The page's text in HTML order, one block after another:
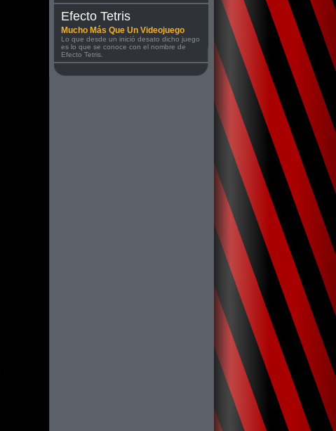
Efecto Tetris
Mucho Más Que Un Videojuego
Lo que desde un inició desato dicho juego
es lo que se conoce con el nombre de
Efecto Tetris.